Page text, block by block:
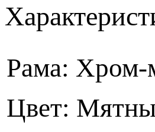
Рама: Хром-
Цвет: